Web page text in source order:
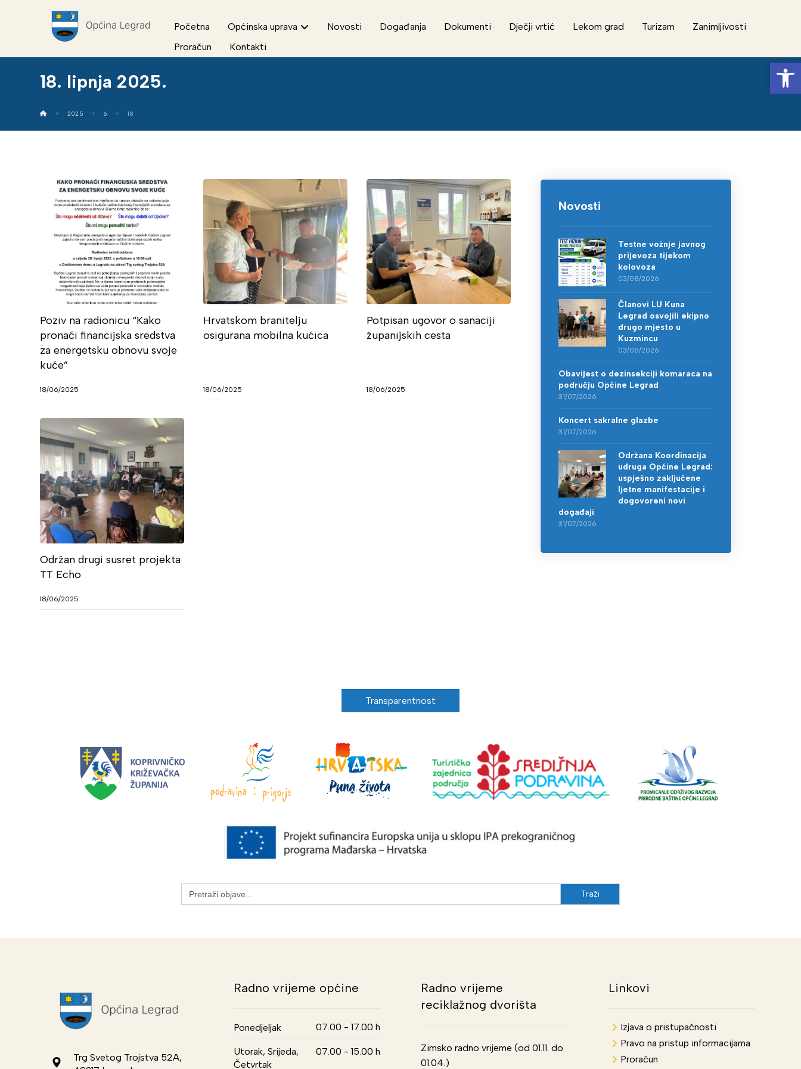
Početna Općinska uprava Novosti Događanja Dokumenti Dječji vrtić Lekom grad Turizam
Zanimljivosti
Proračun
Kontakti
18. lipnja 2025.
2025 6 18
Poziv na radionicu “Kako
pronaći financijska sredstva
za energetsku obnovu svoje
kuće”
18/06/2025
Hrvatskom branitelju
osigurana mobilna kućica
18/06/2025
Potpisan ugovor o sanaciji
županijskih cesta
18/06/2025
Održan drugi susret projekta
TT Echo
18/06/2025
Novosti
Testne vožnje javnog
prijevoza tijekom
kolovoza
03/08/2026
Članovi LU Kuna
Legrad osvojili ekipno
drugo mjesto u
Kuzmincu
03/08/2026
Obavijest o dezinsekciji komaraca na
području Općine Legrad
31/07/2026
Koncert sakralne glazbe
31/07/2026
Održana Koordinacija
udruga Općine Legrad:
uspješno zaključene
ljetne manifestacije i
dogovoreni novi
događaji
31/07/2026
Transparentnost
Search
for:
Trg Svetog Trojstva 52A,
Radno vrijeme općine
Ponedjeljak 07.00 - 17.00 h
Utorak, Srijeda,
Četvrtak
07.00 - 15.00 h
Radno vrijeme
reciklažnog dvorišta
Zimsko radno vrijeme (od 01.11. do
01.04.)
Linkovi
Izjava o pristupačnosti
Pravo na pristup informacijama
Proračun